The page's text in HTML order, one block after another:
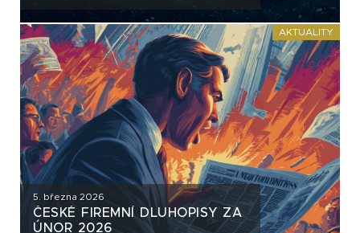
AKTUALITY
5. března 2026
ČESKÉ FIREMNÍ DLUHOPISY ZA
ÚNOR 2026